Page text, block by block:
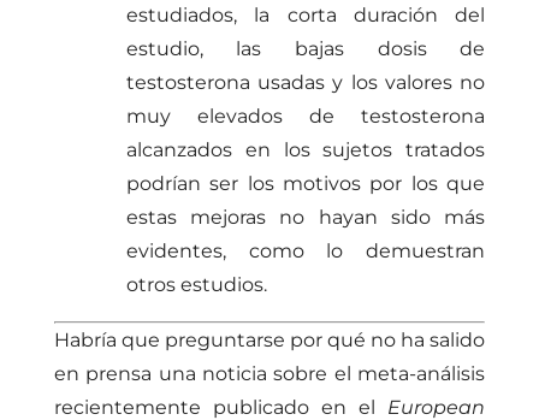
estudiados, la corta duración del
estudio, las bajas dosis de
testosterona usadas y los valores no
muy elevados de testosterona
alcanzados en los sujetos tratados
podrían ser los motivos por los que
estas mejoras no hayan sido más
evidentes, como lo demuestran
otros estudios.
Habría que preguntarse por qué no ha salido
en prensa una noticia sobre el meta-análisis
recientemente publicado en el European